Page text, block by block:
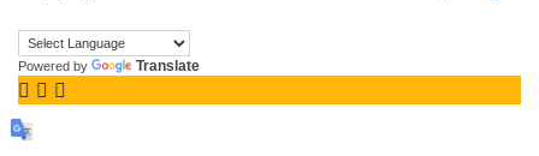
Powered by Translate